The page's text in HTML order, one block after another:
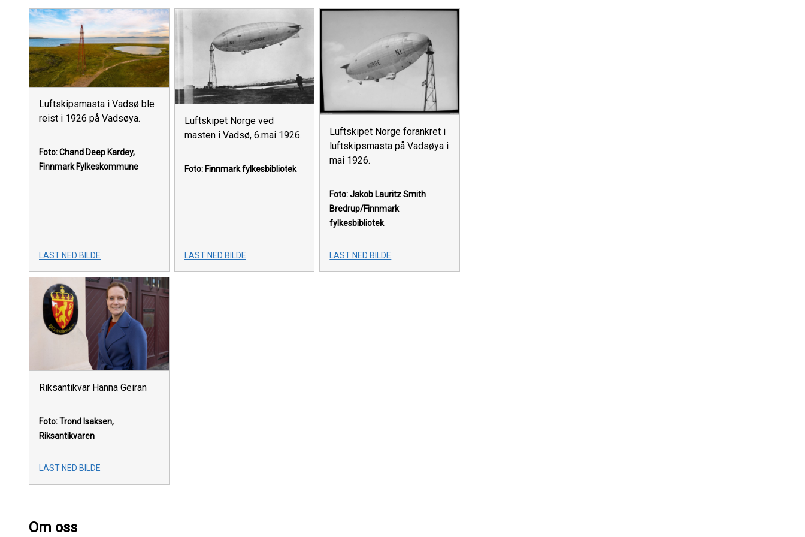
Luftskipsmasta i Vadsø ble
reist i 1926 på Vadsøya.
Foto: Chand Deep Kardey,
Finnmark Fylkeskommune
LAST NED BILDE
Luftskipet Norge ved
masten i Vadsø, 6.mai 1926.
Foto: Finnmark fylkesbibliotek
LAST NED BILDE
Luftskipet Norge forankret i
luftskipsmasta på Vadsøya i
mai 1926.
Foto: Jakob Lauritz Smith
Bredrup/Finnmark
fylkesbibliotek
LAST NED BILDE
Riksantikvar Hanna Geiran
Foto: Trond Isaksen,
Riksantikvaren
LAST NED BILDE
Om oss